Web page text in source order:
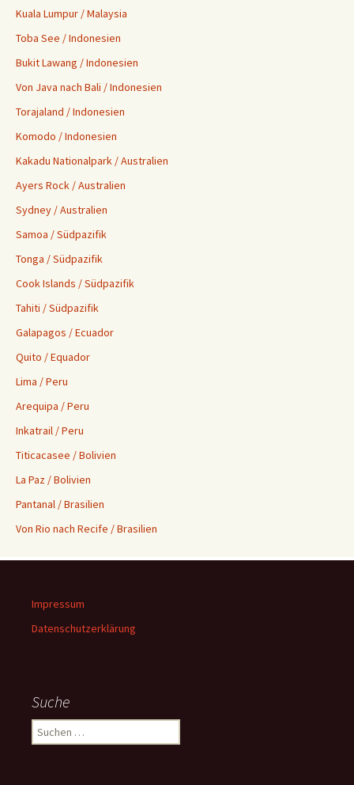
Kuala Lumpur / Malaysia
Toba See / Indonesien
Bukit Lawang / Indonesien
Von Java nach Bali / Indonesien
Torajaland / Indonesien
Komodo / Indonesien
Kakadu Nationalpark / Australien
Ayers Rock / Australien
Sydney / Australien
Samoa / Südpazifik
Tonga / Südpazifik
Cook Islands / Südpazifik
Tahiti / Südpazifik
Galapagos / Ecuador
Quito / Equador
Lima / Peru
Arequipa / Peru
Inkatrail / Peru
Titicacasee / Bolivien
La Paz / Bolivien
Pantanal / Brasilien
Von Rio nach Recife / Brasilien
Impressum
Datenschutzerklärung
Suche
u